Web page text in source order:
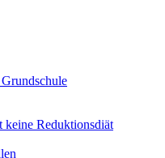
Reduktionsdiät